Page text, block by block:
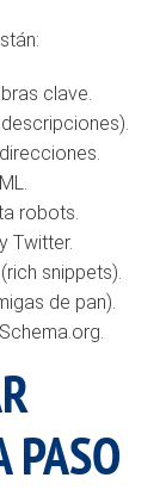
clave.
robots.
Twitter.
snippets).
de pan).
PASO